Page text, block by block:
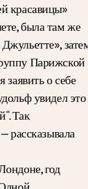
красавицы»
была там же
Парижской
о себе
увидел это
Так
рассказывала
год